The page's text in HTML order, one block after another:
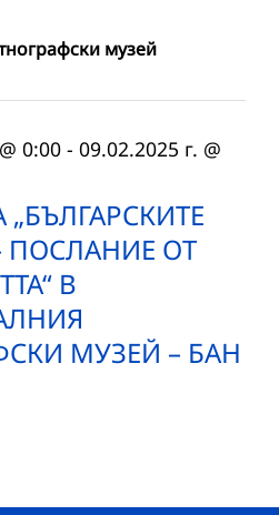
музей
ПОСЛАНИЕ ОТ
В
МУЗЕЙ – БАН
0:00 - 09.02.2025 г. @